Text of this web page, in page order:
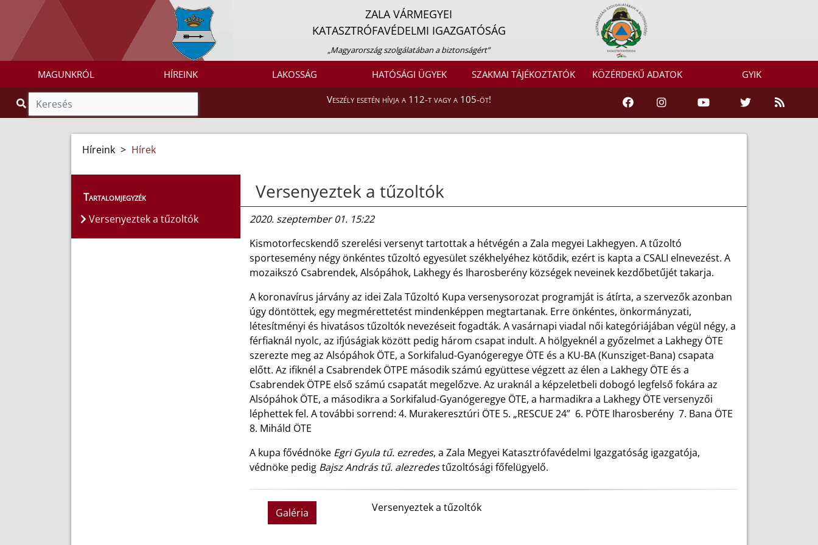
ZALA VÁRMEGYEI
KATASZTRÓFAVÉDELMI IGAZGATÓSÁG
„Magyarország szolgálatában a biztonságért”
MAGUNKRÓL HÍREINK LAKOSSÁG HATÓSÁGI ÜGYEK SZAKMAI TÁJÉKOZTATÓK KÖZÉRDEKŰ ADATOK GYIK
Veszély esetén hívja a 112-t vagy a 105-öt!
Híreink > Hírek
Tartalomjegyzék
Versenyeztek a tűzoltók
Versenyeztek a tűzoltók
2020. szeptember 01. 15:22
Kismotorfecskendő szerelési versenyt tartottak a hétvégén a Zala megyei Lakhegyen. A tűzoltó
sportesemény négy önkéntes tűzoltó egyesület székhelyéhez kötődik, ezért is kapta a CSALI elnevezést. A
mozaikszó Csabrendek, Alsópáhok, Lakhegy és Iharosberény községek neveinek kezdőbetűjét takarja.
A koronavírus járvány az idei Zala Tűzoltó Kupa versenysorozat programját is átírta, a szervezők azonban
úgy döntöttek, egy megmérettetést mindenképpen megtartanak. Erre önkéntes, önkormányzati,
létesítményi és hivatásos tűzoltók nevezéseit fogadták. A vasárnapi viadal női kategóriájában végül négy, a
férfiaknál nyolc, az ifjúságiak között pedig három csapat indult. A hölgyeknél a győzelmet a Lakhegy ÖTE
szerezte meg az Alsópáhok ÖTE, a Sorkifalud-Gyanógeregye ÖTE és a KU-BA (Kunsziget-Bana) csapata
előtt. Az ifiknél a Csabrendek ÖTPE második számú együttese végzett az élen a Lakhegy ÖTE és a
Csabrendek ÖTPE első számú csapatát megelőzve. Az uraknál a képzeletbeli dobogó legfelső fokára az
Alsópáhok ÖTE, a másodikra a Sorkifalud-Gyanógeregye ÖTE, a harmadikra a Lakhegy ÖTE versenyzői
léphettek fel. A további sorrend: 4. Murakeresztúri ÖTE 5. „RESCUE 24” 6. PÖTE Iharosberény 7. Bana ÖTE
8. Miháld ÖTE
A kupa fővédnöke Egri Gyula tű. ezredes, a Zala Megyei Katasztrófavédelmi Igazgatóság igazgatója,
védnöke pedig Bajsz András tű. alezredestűzoltósági főfelügyelő.
Galéria Versenyeztek a tűzoltók